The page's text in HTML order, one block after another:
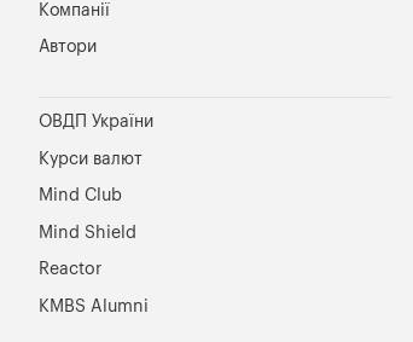
Компанії
Автори
ОВДП України
Курси валют
Mind Club
Mind Shield
Reactor
KMBS Alumni